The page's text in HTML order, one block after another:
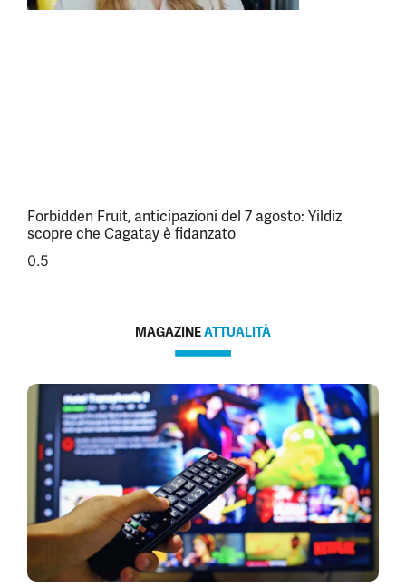
Forbidden Fruit, anticipazioni del 7 agosto: Yildiz
scopre che Cagatay è fidanzato
MAGAZINEATTUALITÀ